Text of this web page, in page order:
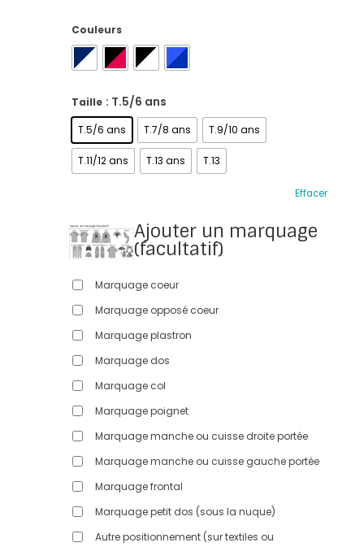
Couleurs
Taille : T.5/6 ans
T.5/6 ans T.7/8 ans T.9/10 ans
T.11/12 ans T.13 ans T.13
Effacer
Ajouter un marquage
(facultatif)
Marquage coeur
Marquage opposé coeur
Marquage plastron
Marquage dos
Marquage col
Marquage poignet
Marquage manche ou cuisse droite portée
Marquage manche ou cuisse gauche portée
Marquage frontal
Marquage petit dos (sous la nuque)
Autre positionnement (sur textiles ou